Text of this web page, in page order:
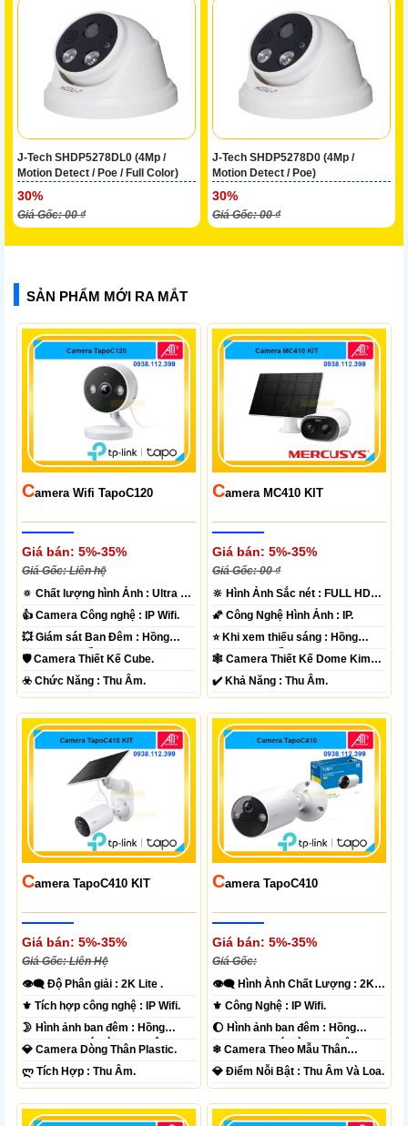
J-Tech SHDP5278DL0 (4Mp /
Motion Detect / Poe / Full Color)
30%
Giá Gốc: 00 ₫
J-Tech SHDP5278D0 (4Mp /
Motion Detect / Poe)
30%
Giá Gốc: 00 ₫
SẢN PHẨM MỚI RA MẮT
CAmera Wifi TapoC120
Giá bán: 5%-35%
Giá Gốc: Liên hệ
🔅 Chất lượng hình Ảnh :Ultra 2k
+ .
👍 Camera Công nghệ :
IP Wifi.
💥 Giám sát Ban Đêm : Hồng
Ngoại 10m Hồng Ngoại SMD.
🛡 Camera Thiết KếCube.
️☣️ Chức Năng :Thu Âm.
CAmera MC410 KIT
Giá bán: 5%-35%
Giá Gốc: 00 ₫
🔆 Hình Ảnh Sắc nét : FULL HD
1080P .
🌠 Công Nghệ Hình Ảnh :
IP.
⭐ Khi xem thiếu sáng : Hồng
Ngoại 10m Hồng Ngoại SMD.
🕸️ Camera Thiết Kế Dome Kim
loại + Nhựa.
️✔️ Khả Năng :Thu Âm.
CAmera TapoC410 KIT
Giá bán: 5%-35%
Giá Gốc: Liên Hệ
👁️‍🗨 Độ Phân giải :2K Lite .
⚜️ Tích hợp công nghệ :
IP Wifi.
🌛 Hình ảnh ban đêm : Hồng
Ngoại 10m Có Màu Ban Ðêm.
💎 Camera DòngThân Plastic.
️ლ Tích Hợp :Thu Âm.
CAmera TapoC410
Giá bán: 5%-35%
Giá Gốc:
👁️‍🗨 Hình Ành Chất Lượng :2K
Lite .
⚜️ Công Nghệ :
IP Wifi.
🌔 Hình ảnh ban đêm : Hồng
Ngoại 10m Có Màu Ban Ðêm.
❄ Camera Theo MẫuThân
Plastic.
️💎 Điểm Nỗi Bật :Thu Âm Và Loa.